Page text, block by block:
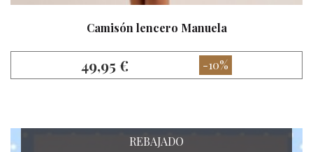
Camisón lencero Manuela
49,95 € -10%
REBAJADO